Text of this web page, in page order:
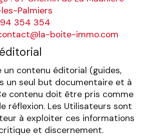
Palmiers
94 354 354
boite-immo.com
un contenu éditorial (guides,
un seul but documentaire et à
contenu doit être pris comme
réflexion. Les Utilisateurs sont
à exploiter ces informations
et discernement.